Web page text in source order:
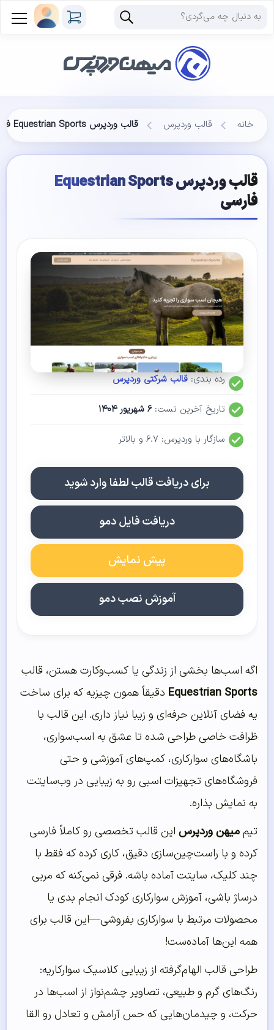
خانه قالب وردپرس قالب وردپرس Equestrian Sports فارسی
قالب وردپرس Equestrian Sports
فارسی
رده بندی:قالب شرکتی وردپرس
تاریخ آخرین تست:۶ شهریور ۱۴۰۴
سازگار با وردپرس: ۶.۷ و بالاتر
برای دریافت قالب لطفا وارد شوید
دریافت فایل دمو
پیش نمایش
آموزش نصب دمو
اگه اسب‌ها بخشی از زندگی یا کسب‌وکارت هستن، قالب
Equestrian Sports دقیقاً همون چیزیه که برای ساخت
یه فضای آنلاین حرفه‌ای و زیبا نیاز داری. این قالب با
ظرافت خاصی طراحی شده تا عشق به اسب‌سواری،
باشگاه‌های سوارکاری، کمپ‌های آموزشی و حتی
فروشگاه‌های تجهیزات اسبی رو به زیبایی در وب‌سایتت
به نمایش بذاره.
تیممیهن وردپرس این قالب تخصصی رو کاملاً فارسی
کرده و با راست‌چین‌سازی دقیق، کاری کرده که فقط با
چند کلیک، سایتت آماده باشه. فرقی نمی‌کنه که مربی
درساژ باشی، آموزش سوارکاری کودک انجام بدی یا
محصولات مرتبط با سوارکاری بفروشی—این قالب برای
همه این‌ها آماده‌ست!
طراحی قالب الهام‌گرفته از زیبایی کلاسیک سوارکاریه:
رنگ‌های گرم و طبیعی، تصاویر چشم‌نواز از اسب‌ها در
حرکت، و چیدمان‌هایی که حس آرامش و تعادل رو القا